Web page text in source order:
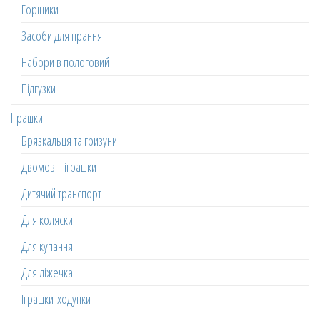
Горщики
Засоби для прання
Набори в пологовий
Підгузки
Іграшки
Брязкальця та гризуни
Двомовні іграшки
Дитячий транспорт
Для коляски
Для купання
Для ліжечка
Іграшки-ходунки